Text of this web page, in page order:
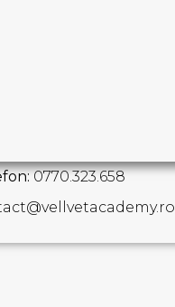
0770.323.658